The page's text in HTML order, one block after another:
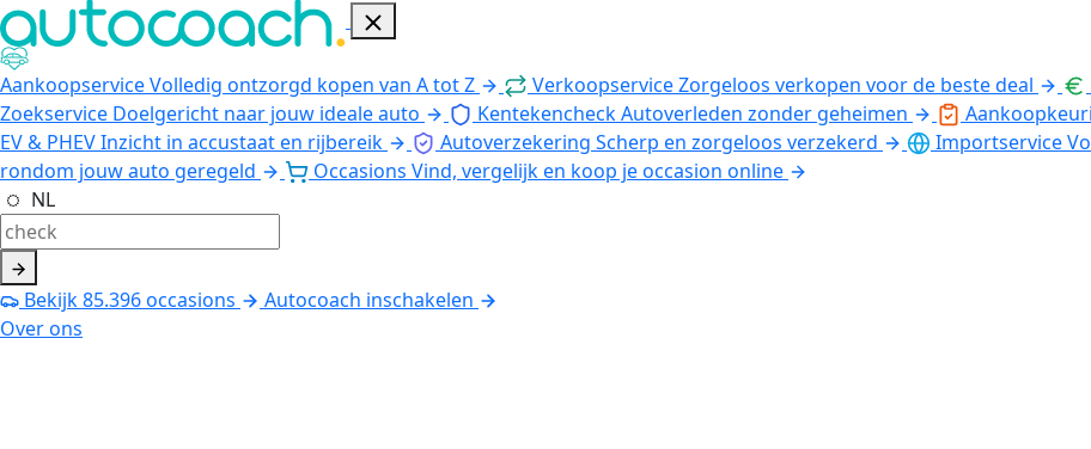
AankoopserviceVolledig ontzorgd kopen van A tot Z VerkoopserviceZorgeloos verkopen voor de beste deal
Zoekservice Doelgericht naar jouw ideale auto KentekencheckAutoverleden zonder geheimen
EV & PHEVInzicht in accustaat en rijbereik Autoverzekering Scherp en zorgeloos verzekerd Importservice
rondom jouw auto geregeld
Occasions Vind, vergelijk en koop je occasion online
NL
Bekijk85.396occasions
Autocoach inschakelen
Over ons